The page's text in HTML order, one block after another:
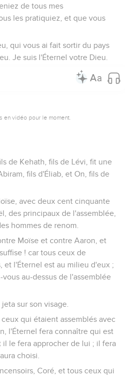
de tous mes
les pratiquiez, et que vous
qui vous ai fait sortir du pays
Je suis l'Éternel votre Dieu.
en vidéo pour le moment.
de Kehath, fils de Lévi, fit une
fils d'Éliab, et On, fils de
avec deux cent cinquante
des principaux de l'assemblée,
hommes de renom.
Moïse et contre Aaron, et
! car tous ceux de
et l'Éternel est au milieu d'eux ;
au-dessus de l'assemblée
sur son visage.
qui étaient assemblés avec
l'Éternel fera connaître qui est
il le fera approcher de lui ; il fera
choisi.
Coré, et tous ceux qui